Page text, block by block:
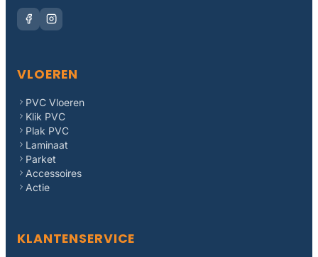
VLOEREN
PVC Vloeren
Klik PVC
Plak PVC
Laminaat
Parket
Accessoires
Actie
KLANTENSERVICE